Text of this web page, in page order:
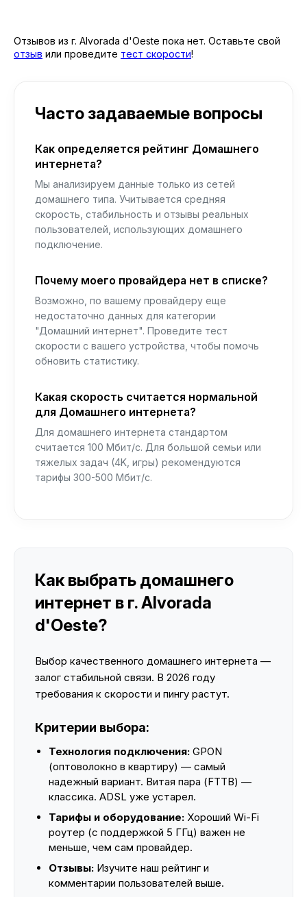
Отзывов из г. Alvorada d'Oeste пока нет. Оставьте свой
отзыв или проведите тест скорости!
Часто задаваемые вопросы
Как определяется рейтинг Домашнего
интернета?
Мы анализируем данные только из сетей
домашнего типа. Учитывается средняя
скорость, стабильность и отзывы реальных
пользователей, использующих домашнего
подключение.
Почему моего провайдера нет в списке?
Возможно, по вашему провайдеру еще
недостаточно данных для категории
"Домашний интернет". Проведите тест
скорости с вашего устройства, чтобы помочь
обновить статистику.
Какая скорость считается нормальной
для Домашнего интернета?
Для домашнего интернета стандартом
считается 100 Мбит/с. Для большой семьи или
тяжелых задач (4K, игры) рекомендуются
тарифы 300-500 Мбит/с.
Как выбрать домашнего
интернет в г. Alvorada
d'Oeste?
Выбор качественного домашнего интернета —
залог стабильной связи. В 2026 году
требования к скорости и пингу растут.
Критерии выбора:
Технология подключения: GPON
(оптоволокно в квартиру) — самый
надежный вариант. Витая пара (FTTB) —
классика. ADSL уже устарел.
Тарифы и оборудование: Хороший Wi-Fi
роутер (с поддержкой 5 ГГц) важен не
меньше, чем сам провайдер.
Отзывы: Изучите наш рейтинг и
комментарии пользователей выше.